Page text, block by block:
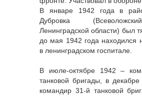
В январе 1942 года в
Дубровка
Ленинградской области) был
до мая 1942 года находился
в ленинградском госпитале.
В июле-октябре 1942 –
танковой бригады, в
командир 31-й танковой